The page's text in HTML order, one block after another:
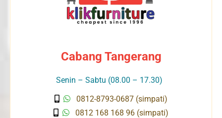
Cabang Tangerang
Senin – Sabtu (08.00 – 17.30)
0812-8793-0687 (simpati)
0812 168 168 96 (simpati)